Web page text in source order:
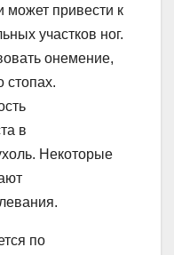
привести к
участков ног.
онемение,
стопах.
в
Некоторые
по